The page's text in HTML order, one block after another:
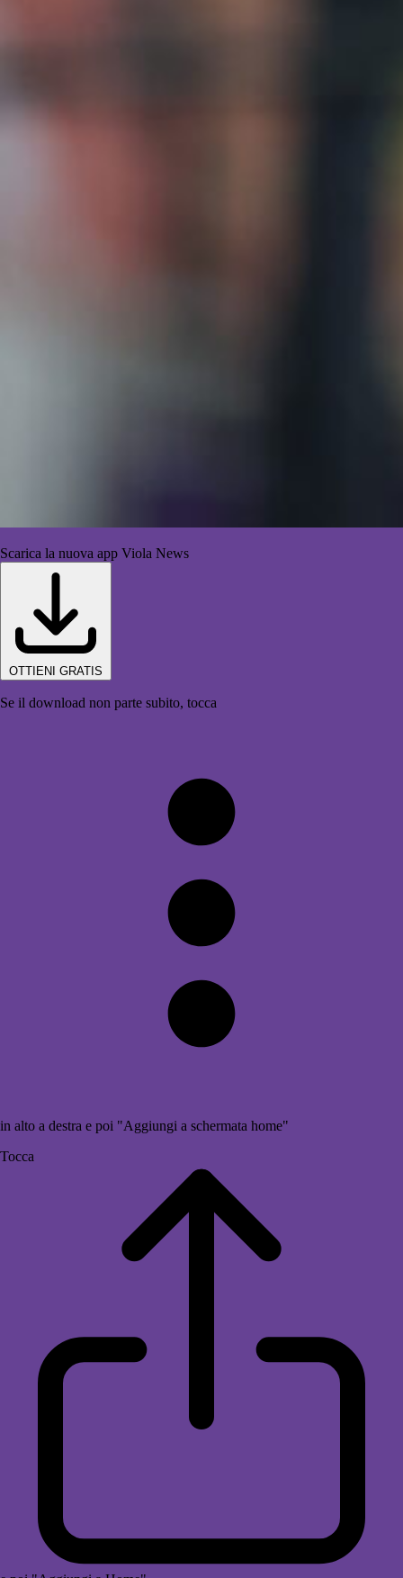
Scarica la nuova app Viola News
OTTIENI GRATIS
Se il download non parte subito, tocca
in alto a destra e poi "Aggiungi a schermata home"
Tocca